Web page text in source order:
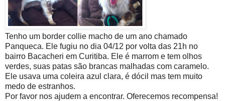
Tenho um border collie macho de um ano chamado
Panqueca. Ele fugiu no dia 04/12 por volta das 21h no
bairro Bacacheri em Curitiba. Ele é marrom e tem olhos
verdes, suas patas são brancas malhadas com caramelo.
Ele usava uma coleira azul clara, é dócil mas tem muito
medo de estranhos.
Por favor nos ajudem a encontrar. Oferecemos recompensa!